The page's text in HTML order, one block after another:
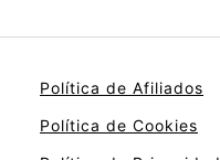
Política de Afiliados
Política de Cookies